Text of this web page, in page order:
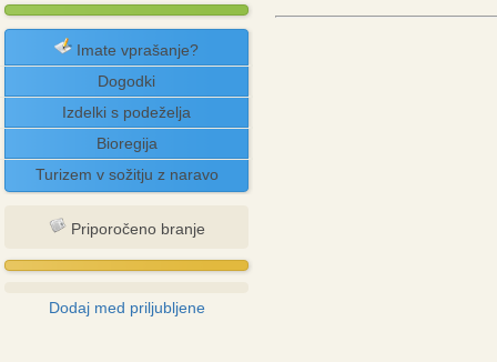
Imate vprašanje?
Dogodki
Izdelki s podeželja
Bioregija
Turizem v sožitju z naravo
Priporočeno branje
Dodaj med priljubljene